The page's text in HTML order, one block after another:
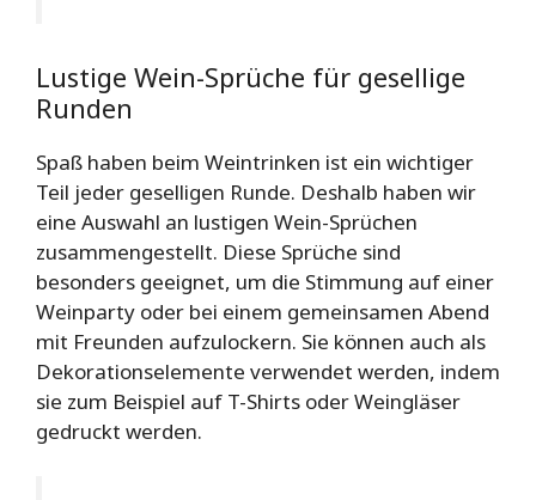
Lustige Wein-Sprüche für gesellige
Runden
Spaß haben beim Weintrinken ist ein wichtiger
Teil jeder geselligen Runde. Deshalb haben wir
eine Auswahl an lustigen Wein-Sprüchen
zusammengestellt. Diese Sprüche sind
besonders geeignet, um die Stimmung auf einer
Weinparty oder bei einem gemeinsamen Abend
mit Freunden aufzulockern. Sie können auch als
Dekorationselemente verwendet werden, indem
sie zum Beispiel auf T-Shirts oder Weingläser
gedruckt werden.